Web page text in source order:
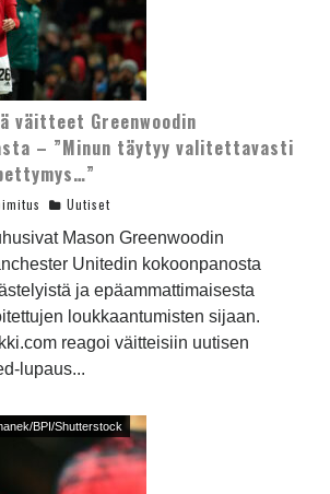
väitteet Greenwoodin
– ”Minun täytyy valitettavasti
Uutiset
Mason Greenwoodin
Unitedin kokoonpanosta
ja epäammattimaisesta
loukkaantumisten sijaan.
reagoi väitteisiin uutisen
lupaus...
BPI/Shutterstock